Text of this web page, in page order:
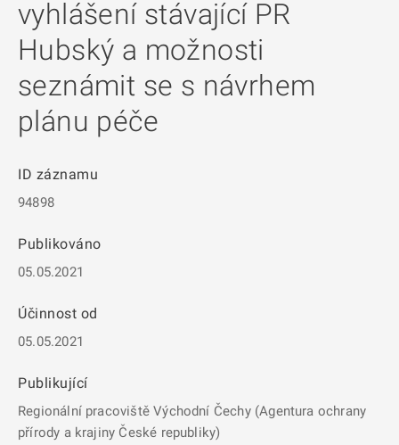
vyhlášení stávající PR
Hubský a možnosti
seznámit se s návrhem
plánu péče
ID záznamu
94898
Publikováno
05.05.2021
Účinnost od
05.05.2021
Publikující
Regionální pracoviště Východní Čechy (Agentura ochrany
přírody a krajiny České republiky)